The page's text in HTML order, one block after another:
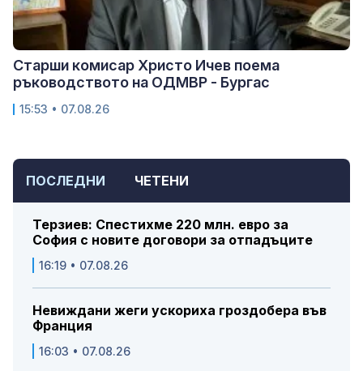
ПОСЛЕДНИ ЧЕТЕНИ
Терзиев: Спестихме 220 млн. евро за
София с новите договори за отпадъците
16:19 • 07.08.26
Невиждани жеги ускориха гроздобера във
Франция
16:03 • 07.08.26
Старши комисар Христо Ичев поема
ръководството на ОДМВР - Бургас
15:53 • 07.08.26